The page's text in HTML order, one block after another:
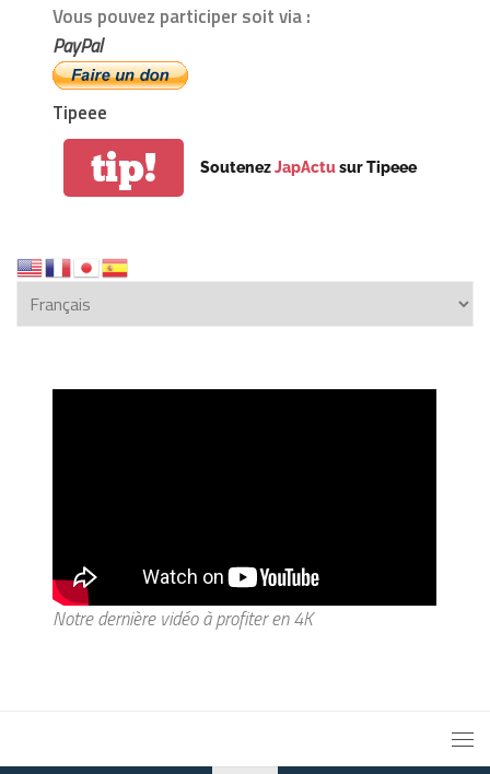
Vous pouvez participer soit via :
PayPal
Tipeee
tip! SoutenezJapActusur Tipeee
Notre dernière vidéo à profiter en 4K